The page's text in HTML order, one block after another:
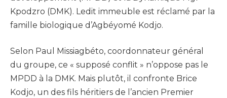
Kpodzro (DMK). Ledit immeuble est réclamé par la
famille biologique d’Agbéyomé Kodjo.
Selon Paul Missiagbéto, coordonnateur général
du groupe, ce « supposé conflit » n’oppose pas le
MPDD à la DMK. Mais plutôt, il confronte Brice
Kodjo, un des fils héritiers de l’ancien Premier